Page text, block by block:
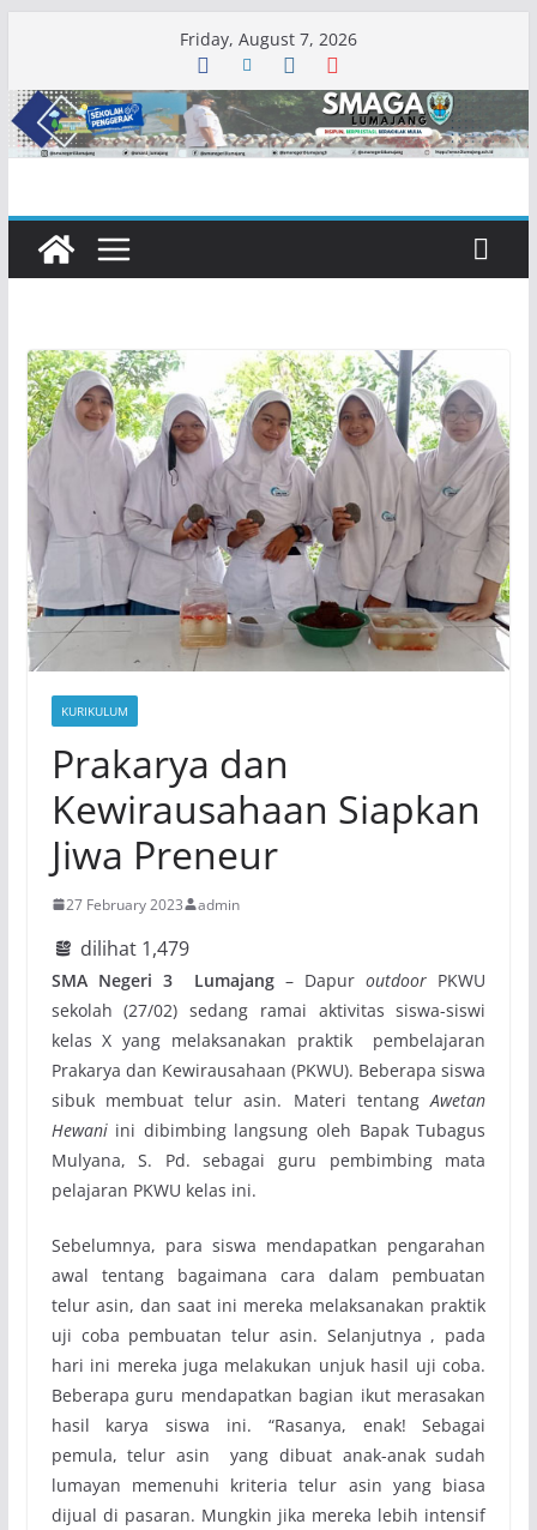
content
Friday, August 7, 2026
KURIKULUM
Prakarya dan
Kewirausahaan Siapkan
Jiwa Preneur
27 February 2023 admin
dilihat 1,479
SMA Negeri 3 Lumajang – Dapuroutdoor PKWU
sekolah (27/02) sedang ramai aktivitas siswa-siswi
kelas X yang melaksanakan praktik pembelajaran
Prakarya dan Kewirausahaan (PKWU). Beberapa siswa
sibuk membuat telur asin. Materi tentangAwetan
Hewaniini dibimbing langsung oleh Bapak Tubagus
Mulyana, S. Pd. sebagai guru pembimbing mata
pelajaran PKWU kelas ini.
Sebelumnya, para siswa mendapatkan pengarahan
awal tentang bagaimana cara dalam pembuatan
telur asin, dan saat ini mereka melaksanakan praktik
uji coba pembuatan telur asin. Selanjutnya , pada
hari ini mereka juga melakukan unjuk hasil uji coba.
Beberapa guru mendapatkan bagian ikut merasakan
hasil karya siswa ini. “Rasanya, enak! Sebagai
pemula, telur asin yang dibuat anak-anak sudah
lumayan memenuhi kriteria telur asin yang biasa
dijual di pasaran. Mungkin jika mereka lebih intensif